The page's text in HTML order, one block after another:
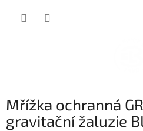
Mřížka ochranná
gravitační žaluzie